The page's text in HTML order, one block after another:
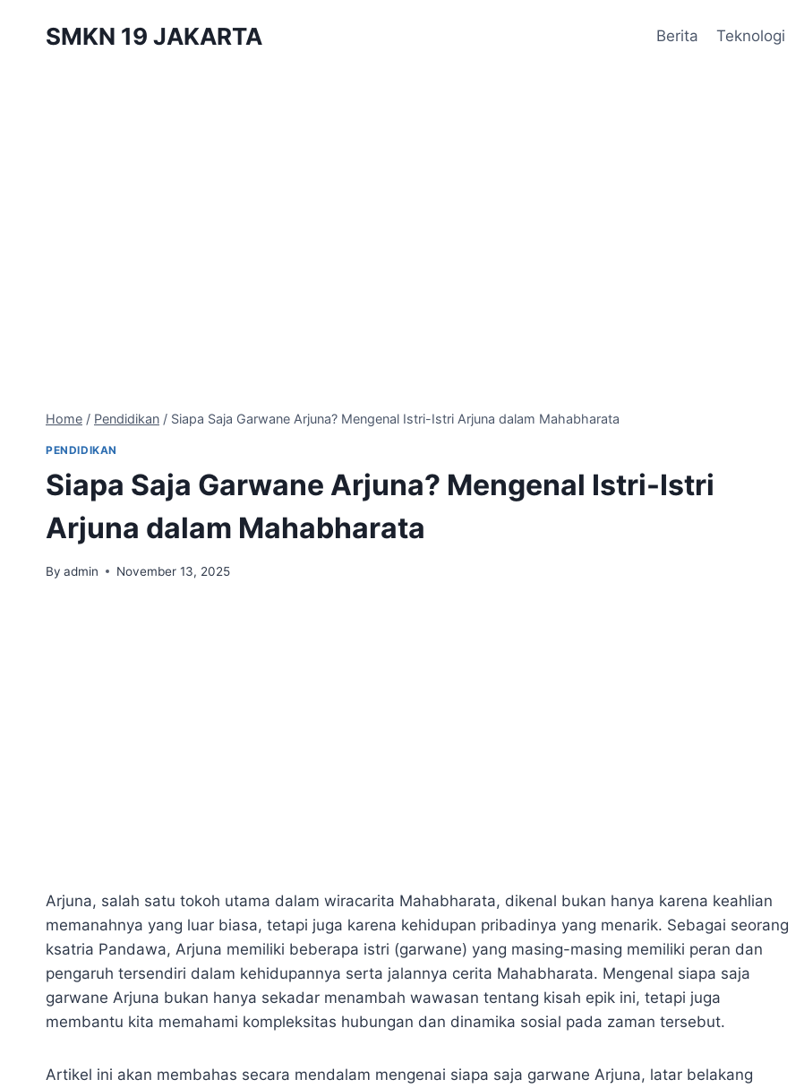
SMKN 19 JAKARTA Berita Teknologi
Home / Pendidikan / Siapa Saja Garwane Arjuna? Mengenal Istri-Istri Arjuna dalam Mahabharata
PENDIDIKAN
Siapa Saja Garwane Arjuna? Mengenal Istri-Istri
Arjuna dalam Mahabharata
By admin November 13, 2025
Arjuna, salah satu tokoh utama dalam wiracarita Mahabharata, dikenal bukan hanya karena keahlian
memanahnya yang luar biasa, tetapi juga karena kehidupan pribadinya yang menarik. Sebagai seorang
ksatria Pandawa, Arjuna memiliki beberapa istri (garwane) yang masing-masing memiliki peran dan
pengaruh tersendiri dalam kehidupannya serta jalannya cerita Mahabharata. Mengenal siapa saja
garwane Arjuna bukan hanya sekadar menambah wawasan tentang kisah epik ini, tetapi juga
membantu kita memahami kompleksitas hubungan dan dinamika sosial pada zaman tersebut.
Artikel ini akan membahas secara mendalam mengenai siapa saja garwane Arjuna, latar belakang